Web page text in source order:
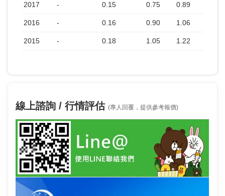
2017 - 0.15 0.75 0.89
2016 - 0.16 0.90 1.06
2015 - 0.18 1.05 1.22
線上諮詢 / 行情評估 (專人回覆，提供參考報價)